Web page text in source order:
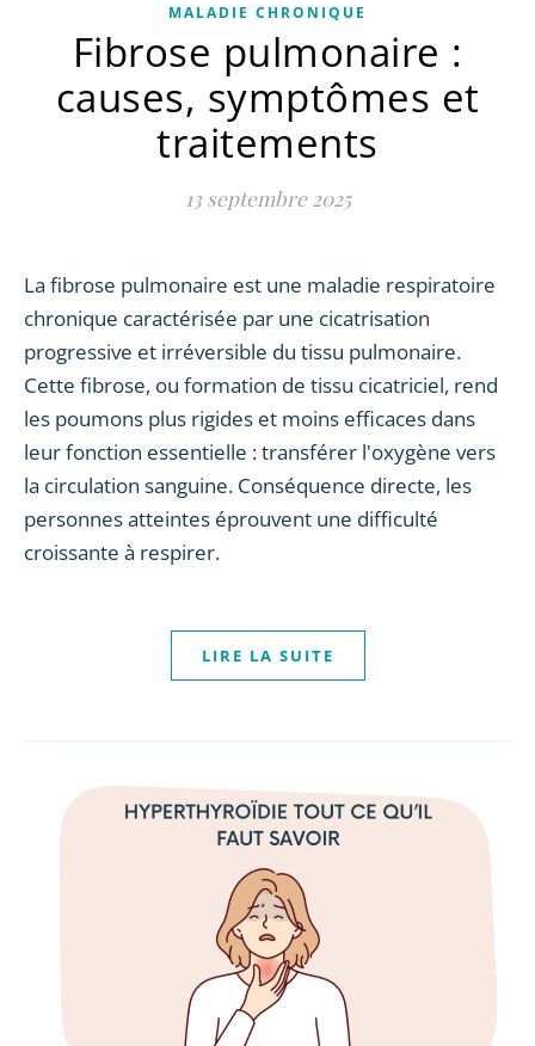
MALADIE CHRONIQUE
Fibrose pulmonaire :
causes, symptômes et
traitements
13 septembre 2025
La fibrose pulmonaire est une maladie respiratoire
chronique caractérisée par une cicatrisation
progressive et irréversible du tissu pulmonaire.
Cette fibrose, ou formation de tissu cicatriciel, rend
les poumons plus rigides et moins efficaces dans
leur fonction essentielle : transférer l'oxygène vers
la circulation sanguine. Conséquence directe, les
personnes atteintes éprouvent une difficulté
croissante à respirer.
LIRE LA SUITE